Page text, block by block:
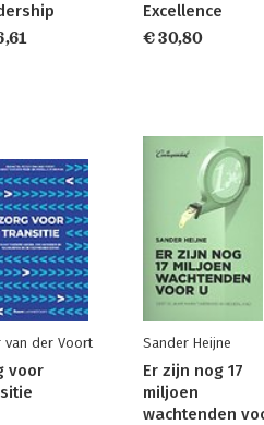
Excellence
€ 30,80
van der Voort
voor
Sander Heijne
Er zijn nog 17
miljoen
wachtenden